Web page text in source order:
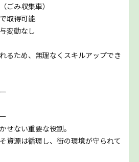
ごみ収集車）
取得可能
変動なし
るため、無理なくスキルアップでき
せない重要な役割。
資源は循環し、街の環境が守られて